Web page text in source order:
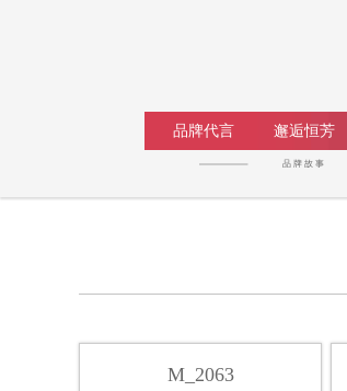
品牌代言 邂逅恒芳
品 牌 故 事
M_2063